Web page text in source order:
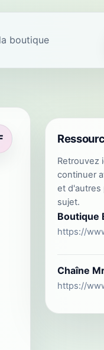
boutique
Retrouvez
continuer
et d'autres
sujet.
Boutique
https://
Chaîne
https://